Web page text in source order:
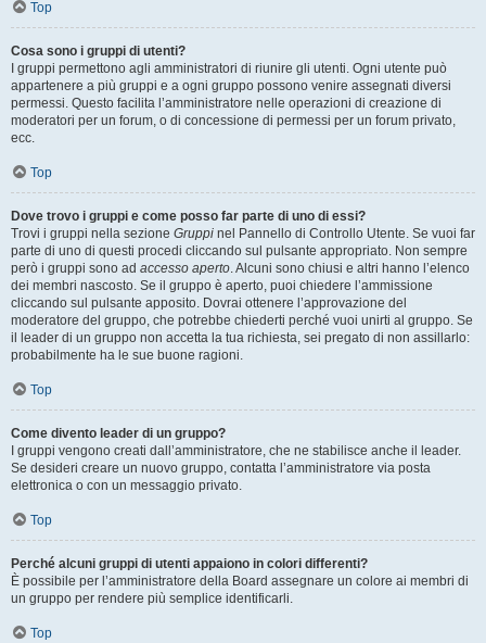
Top
Cosa sono i gruppi di utenti?
I gruppi permettono agli amministratori di riunire gli utenti. Ogni utente può
appartenere a più gruppi e a ogni gruppo possono venire assegnati diversi
permessi. Questo facilita l’amministratore nelle operazioni di creazione di
moderatori per un forum, o di concessione di permessi per un forum privato,
ecc.
Top
Dove trovo i gruppi e come posso far parte di uno di essi?
Trovi i gruppi nella sezione Gruppi nel Pannello di Controllo Utente. Se vuoi far
parte di uno di questi procedi cliccando sul pulsante appropriato. Non sempre
però i gruppi sono ad accesso aperto. Alcuni sono chiusi e altri hanno l’elenco
dei membri nascosto. Se il gruppo è aperto, puoi chiedere l’ammissione
cliccando sul pulsante apposito. Dovrai ottenere l’approvazione del
moderatore del gruppo, che potrebbe chiederti perché vuoi unirti al gruppo. Se
il leader di un gruppo non accetta la tua richiesta, sei pregato di non assillarlo:
probabilmente ha le sue buone ragioni.
Top
Come divento leader di un gruppo?
I gruppi vengono creati dall’amministratore, che ne stabilisce anche il leader.
Se desideri creare un nuovo gruppo, contatta l’amministratore via posta
elettronica o con un messaggio privato.
Top
Perché alcuni gruppi di utenti appaiono in colori differenti?
È possibile per l’amministratore della Board assegnare un colore ai membri di
un gruppo per rendere più semplice identificarli.
Top